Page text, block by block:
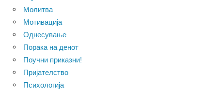
Молитва
Мотивација
Однесување
Порака на денот
Поучни приказни!
Пријателство
Психологија